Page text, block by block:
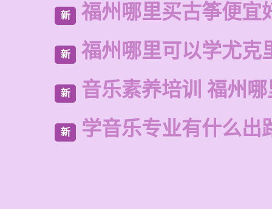
新 福州哪里买古筝便宜
新 福州哪里可以学尤克
新 音乐素养培训 福州
新 学音乐专业有什么出